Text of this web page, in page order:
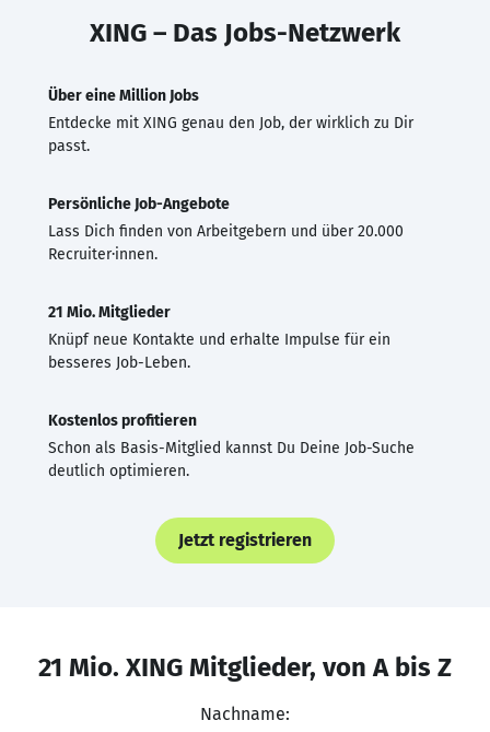
XING – Das Jobs-Netzwerk
Über eine Million Jobs
Entdecke mit XING genau den Job, der wirklich zu Dir
passt.
Persönliche Job-Angebote
Lass Dich finden von Arbeitgebern und über 20.000
Recruiter·innen.
21 Mio. Mitglieder
Knüpf neue Kontakte und erhalte Impulse für ein
besseres Job-Leben.
Kostenlos profitieren
Schon als Basis-Mitglied kannst Du Deine Job-Suche
deutlich optimieren.
Jetzt registrieren
21 Mio. XING Mitglieder, von A bis Z
Nachname: